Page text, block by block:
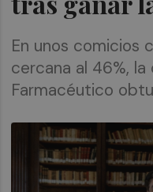
En unos comicios
cercana al 46%,
Farmacéutico